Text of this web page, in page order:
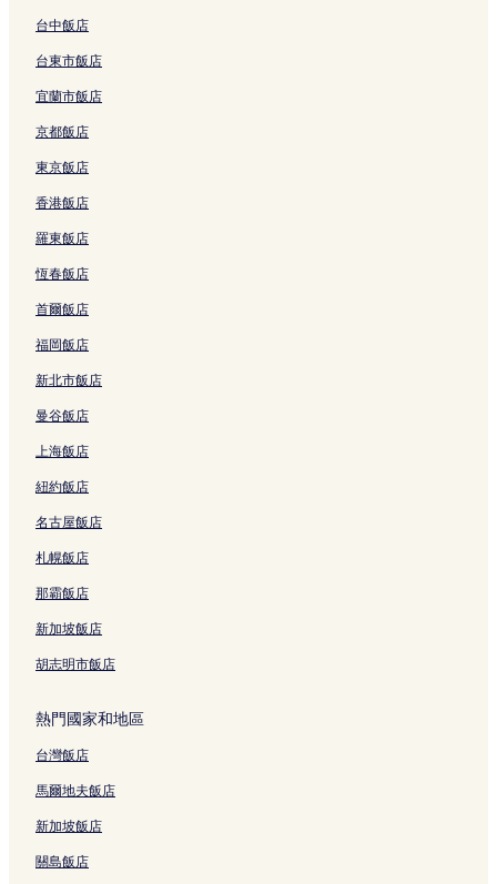
台中飯店
台東市飯店
宜蘭市飯店
京都飯店
東京飯店
香港飯店
羅東飯店
恆春飯店
首爾飯店
福岡飯店
新北市飯店
曼谷飯店
上海飯店
紐約飯店
名古屋飯店
札幌飯店
那霸飯店
新加坡飯店
胡志明市飯店
熱門國家和地區
台灣飯店
馬爾地夫飯店
新加坡飯店
關島飯店